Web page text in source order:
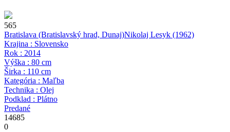
565
Bratislava (Bratislavský hrad, Dunaj)Nikolaj Lesyk (1962)
Krajina : Slovensko
Rok : 2014
Výška : 80 cm
Širka : 110 cm
Kategória : Maľba
Technika : Olej
Podklad : Plátno
Predané
14685
0